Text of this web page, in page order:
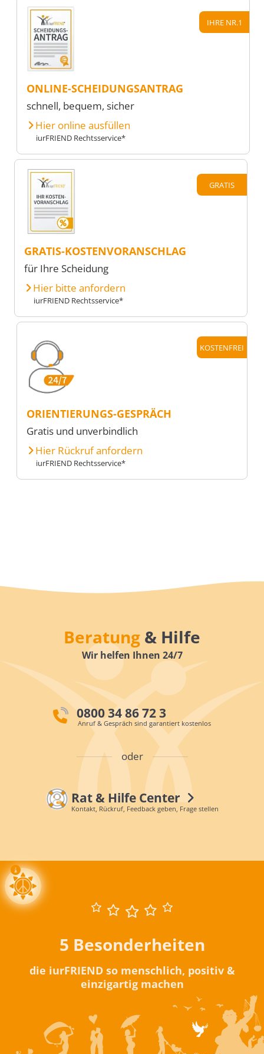
IHRE NR.1
ONLINE-SCHEIDUNGSANTRAG
schnell, bequem, sicher
Hier online ausfüllen
iurFRIEND Rechtsservice*
GRATIS
GRATIS-KOSTENVORANSCHLAG
für Ihre Scheidung
Hier bitte anfordern
iurFRIEND Rechtsservice*
KOSTENFREI
ORIENTIERUNGS-GESPRÄCH
Gratis und unverbindlich
Hier Rückruf anfordern
iurFRIEND Rechtsservice*
Beratung & Hilfe
Wir helfen Ihnen 24/7
0800 34 86 72 3
Anruf & Gespräch sind garantiert kostenlos
oder
Rat & Hilfe Center
Kontakt, Rückruf, Feedback geben, Frage stellen
5 Besonderheiten
die iurFRIEND so menschlich, positiv &
einzigartig machen